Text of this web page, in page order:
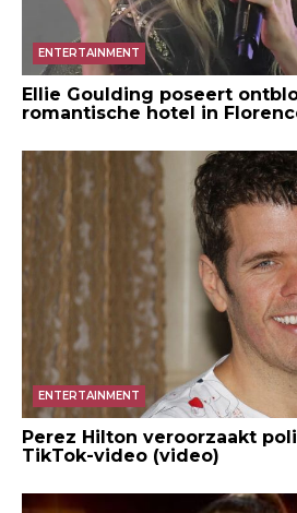
ENTERTAINMENT
Ellie Goulding poseert
romantische hotel in
ENTERTAINMENT
Perez Hilton veroorzaakt
TikTok-video (video)